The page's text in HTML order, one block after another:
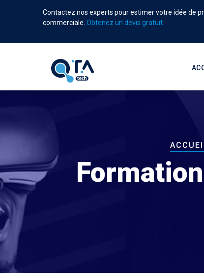
Contactez nos experts pour estimer votre idée de
commerciale. Obtenez un devis gratuit.
Fil